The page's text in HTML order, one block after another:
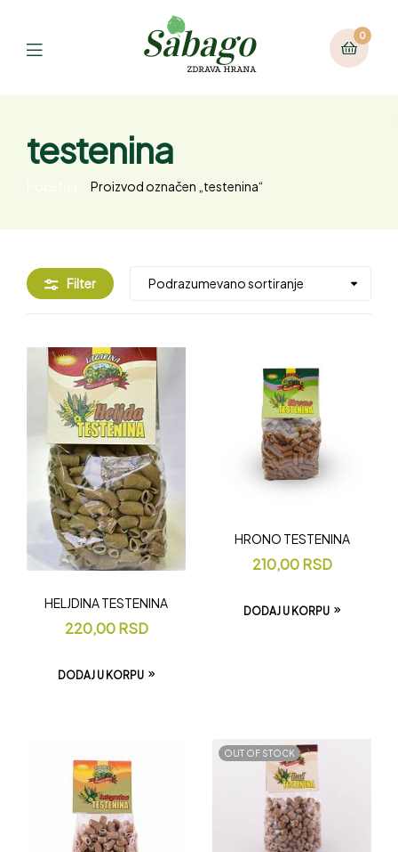
0
testenina
Proizvod označen „testenina“
Filter
HELJDINA TESTENINA
220,00RSD
DODAJ U KORPU
HRONO TESTENINA
210,00RSD
DODAJ U KORPU
OUT OF STOCK